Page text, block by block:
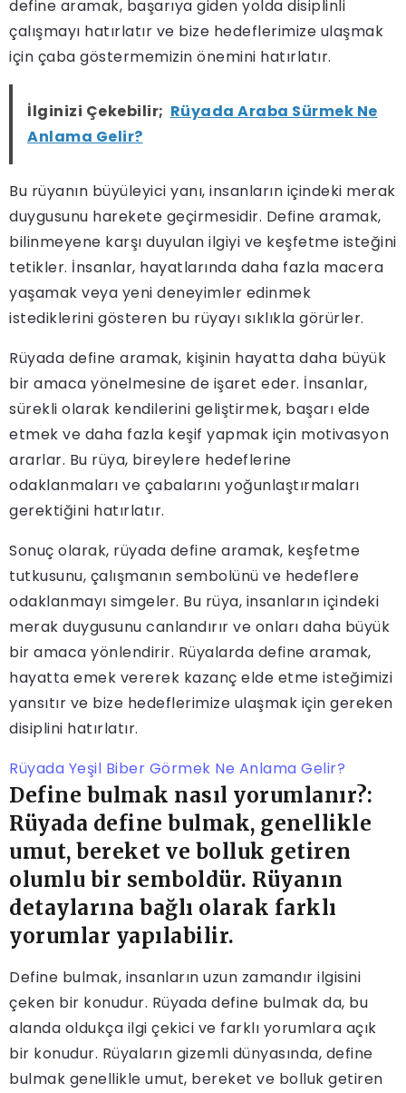
define aramak, başarıya giden yolda disiplinli
çalışmayı hatırlatır ve bize hedeflerimize ulaşmak
için çaba göstermemizin önemini hatırlatır.
İlginizi Çekebilir; Rüyada Araba Sürmek Ne
Anlama Gelir?
Bu rüyanın büyüleyici yanı, insanların içindeki merak
duygusunu harekete geçirmesidir. Define aramak,
bilinmeyene karşı duyulan ilgiyi ve keşfetme isteğini
tetikler. İnsanlar, hayatlarında daha fazla macera
yaşamak veya yeni deneyimler edinmek
istediklerini gösteren bu rüyayı sıklıkla görürler.
Rüyada define aramak, kişinin hayatta daha büyük
bir amaca yönelmesine de işaret eder. İnsanlar,
sürekli olarak kendilerini geliştirmek, başarı elde
etmek ve daha fazla keşif yapmak için motivasyon
ararlar. Bu rüya, bireylere hedeflerine
odaklanmaları ve çabalarını yoğunlaştırmaları
gerektiğini hatırlatır.
Sonuç olarak, rüyada define aramak, keşfetme
tutkusunu, çalışmanın sembolünü ve hedeflere
odaklanmayı simgeler. Bu rüya, insanların içindeki
merak duygusunu canlandırır ve onları daha büyük
bir amaca yönlendirir. Rüyalarda define aramak,
hayatta emek vererek kazanç elde etme isteğimizi
yansıtır ve bize hedeflerimize ulaşmak için gereken
disiplini hatırlatır.
Rüyada Yeşil Biber Görmek Ne Anlama Gelir?
Define bulmak nasıl yorumlanır?:
Rüyada define bulmak, genellikle
umut, bereket ve bolluk getiren
olumlu bir semboldür. Rüyanın
detaylarına bağlı olarak farklı
yorumlar yapılabilir.
Define bulmak, insanların uzun zamandır ilgisini
çeken bir konudur. Rüyada define bulmak da, bu
alanda oldukça ilgi çekici ve farklı yorumlara açık
bir konudur. Rüyaların gizemli dünyasında, define
bulmak genellikle umut, bereket ve bolluk getiren